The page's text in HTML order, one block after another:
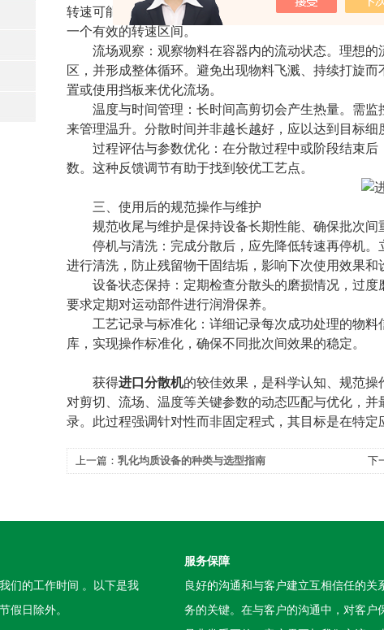
转速可能产生过多热量、导致溶剂挥发或破坏物料结
一个有效的转速区间。
流场观察：观察物料在容器内的流动状态。理想的
区，并形成整体循环。避免出现物料飞溅、持续打旋
置或使用挡板来优化流场。
温度与时间管理：长时间高剪切会产生热量。需监
来管理温升。分散时间并非越长越好，应以达到目标细
过程评估与参数优化：在分散过程中或阶段结束后
数。这种反馈调节有助于找到较优工艺点。
三、使用后的规范操作与维护
规范收尾与维护是保持设备长期性能、确保批次间
停机与清洗：完成分散后，应先降低转速再停机。
进行清洗，防止残留物干固结垢，影响下次使用效果和
设备状态保持：定期检查分散头的磨损情况，过度
要求定期对运动部件进行润滑保养。
工艺记录与标准化：详细记录每次成功处理的物料
库，实现操作标准化，确保不同批次间效果的稳定。
获得进口分散机的较佳效果，是科学认知、规范
对剪切、流场、温度等关键参数的动态匹配与优化，
录。此过程强调针对性而非固定程式，其目标是在特定
上一篇： 乳化均质设备的种类与选型指南 下
们的工作时间 。以下是我
假日除外。
服务保障
良好的沟通和与客户建立互相信任的关
务的关键。在与客户的沟通中，对客户